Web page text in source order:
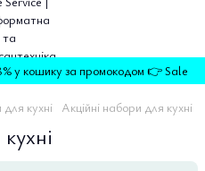
у кошику за промокодом 👉 Sale
кухні Акційні набори для кухні